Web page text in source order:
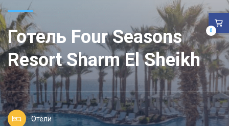
Готель Four Seasons
Resort Sharm El Sheikh
Отели
0